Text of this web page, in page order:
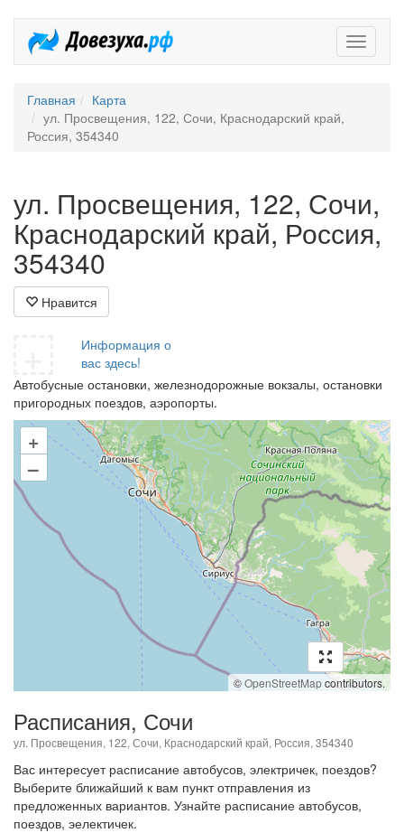
Главная
Карта
ул. Просвещения, 122, Сочи, Краснодарский край,
Россия, 354340
ул. Просвещения, 122, Сочи,
Краснодарский край, Россия,
354340
Нравится
Информация о
вас здесь!
Автобусные остановки, железнодорожные вокзалы, остановки
пригородных поездов, аэропорты.
+
–
©OpenStreetMapcontributors.
Расписания, Сочи
ул. Просвещения, 122, Сочи, Краснодарский край, Россия, 354340
Вас интересует расписание автобусов, электричек, поездов?
Выберите ближайший к вам пункт отправления из
предложенных вариантов. Узнайте расписание автобусов,
поездов, эелектичек.